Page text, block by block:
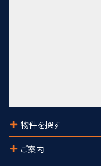
物件を探す
ご案内